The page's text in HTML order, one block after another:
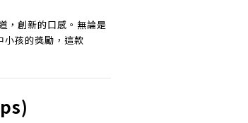
，創新的口感。無論是
小孩的獎勵，這款